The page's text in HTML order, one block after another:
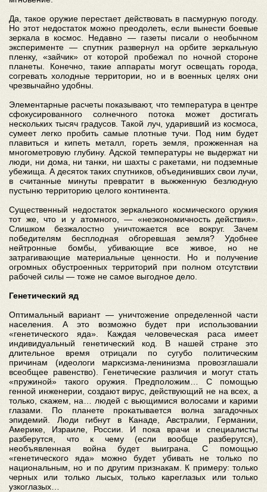
Да, такое оружие перестает действовать в пасмурную погоду.
Но этот недостаток можно преодолеть, если вынести боевые
зеркала в космос. Недавно — газеты писали о необычном
эксперименте — спутник развернул на орбите зеркальную
пленку, «зайчик» от которой пробежал по ночной стороне
планеты. Конечно, такие аппараты могут освещать города,
согревать холодные территории, но и в военных целях они
чрезвычайно удобны.
Элементарные расчеты показывают, что температура в центре
сфокусированного солнечного потока может достигать
нескольких тысяч градусов. Такой луч, ударивший из космоса,
сумеет легко пробить самые плотные тучи. Под ним будет
плавиться и кипеть металл, гореть земля, прожженная на
многометровую глубину. Адской температуры не выдержат ни
люди, ни дома, ни танки, ни шахты с ракетами, ни подземные
убежища. А десяток таких спутников, объединивших свои лучи,
в считанные минуты превратит в выжженную безлюдную
пустыню территорию целого континента.
Существенный недостаток зеркального космического оружия
тот же, что и у атомного, — «неэкономичность действия».
Слишком безжалостно уничтожается все вокруг. Зачем
победителям бесплодная обгоревшая земля? Удобнее
нейтронные бомбы, убивающие все живое, но не
затрагивающие материальные ценности. Но и получение
огромных обустроенных территорий при полном отсутствии
рабочей силы — тоже не самое выгодное дело.
Генетический яд
Оптимальный вариант — уничтожение определенной части
населения. А это возможно будет при использовании
«генетического яда». Каждая человеческая раса имеет
индивидуальный генетический код. В нашей стране это
длительное время отрицали по сугубо политическим
причинам (идеологи марксизма-ленинизма провозглашали
всеобщее равенство). Генетические различия и могут стать
«пружиной» такого оружия. Предположим… С помощью
генной инженерии, создают вирус, действующий не на всех, а
только, скажем, на… людей с вьющимися волосами и карими
глазами. По планете прокатывается волна загадочных
эпидемий. Люди гибнут в Канаде, Австралии, Германии,
Америке, Израиле, России. И пока врачи и специалисты
разберутся, что к чему (если вообще разберутся),
необъявленная война будет выиграна. С помощью
«генетического яда» можно будет убивать не только по
национальным, но и по другим признакам. К примеру: только
черных или только лысых, только кареглазых или только
узкоглазых…